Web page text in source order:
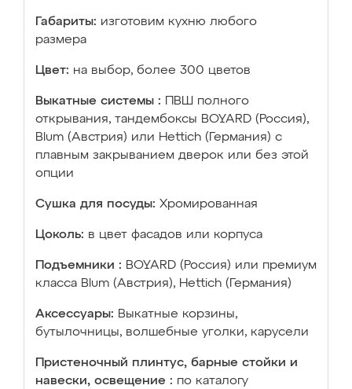
Габариты: изготовим кухню любого
размера
Цвет: на выбор, более 300 цветов
Выкатные системы :
ПВШ полного
открывания, тандембоксы BOYARD (Россия),
Blum (Австрия) или Hettich (Германия) с
плавным закрыванием дверок или без этой
опции
Сушка для посуды: Хромированная
Цоколь: в цвет фасадов или корпуса
Подъемники : BOYARD (Россия) или премиум
класса Blum (Австрия), Hettich (Германия)
Аксессуары: Выкатные корзины,
бутылочницы, волшебные уголки, карусели
Пристеночный плинтус, барные стойки и
навески, освещение : по каталогу